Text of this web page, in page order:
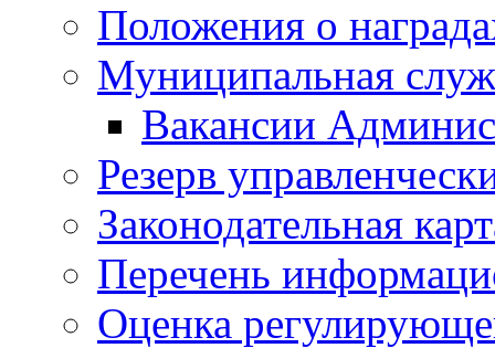
Положения о
Муниципальная
Вакансии
Резерв
Законодательная
Перечень
Оценка